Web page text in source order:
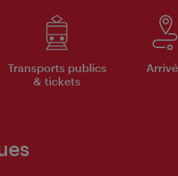
Transports publics
& tickets